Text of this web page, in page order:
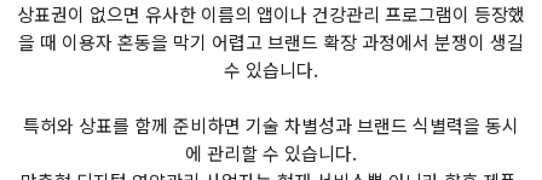
상표권이 없으면 유사한 이름의 앱이나 건강관리 프로그램이 등장했
을 때 이용자 혼동을 막기 어렵고 브랜드 확장 과정에서 분쟁이 생길
수 있습니다.
특허와 상표를 함께 준비하면 기술 차별성과 브랜드 식별력을 동시
에 관리할 수 있습니다.